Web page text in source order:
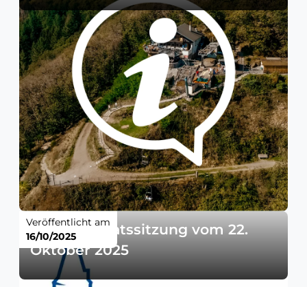
Gemeinderatssitzung vom 22.
Oktober 2025
Veröffentlicht am
16/10/2025